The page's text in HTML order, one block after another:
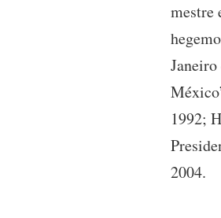
mestre
1992;
2004.